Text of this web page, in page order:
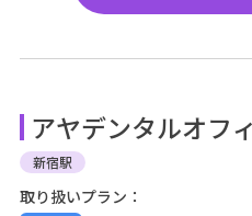
アヤデンタルオフ
新宿駅
取り扱いプラン：